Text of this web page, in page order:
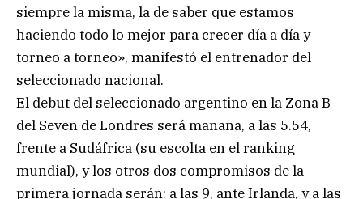
siempre la misma, la de saber que estamos
haciendo todo lo mejor para crecer día a día y
torneo a torneo», manifestó el entrenador del
seleccionado nacional.
El debut del seleccionado argentino en la Zona B
del Seven de Londres será mañana, a las 5.54,
frente a Sudáfrica (su escolta en el ranking
mundial), y los otros dos compromisos de la
primera jornada serán: a las 9, ante Irlanda, y a las